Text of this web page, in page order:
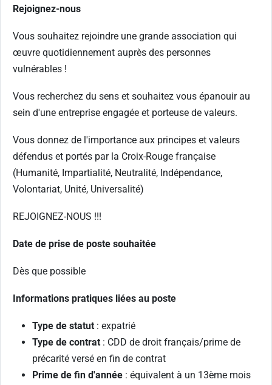
Rejoignez-nous
Vous souhaitez rejoindre une grande association qui
œuvre quotidiennement auprès des personnes
vulnérables !
Vous recherchez du sens et souhaitez vous épanouir au
sein d'une entreprise engagée et porteuse de valeurs.
Vous donnez de l'importance aux principes et valeurs
défendus et portés par la Croix-Rouge française
(Humanité, Impartialité, Neutralité, Indépendance,
Volontariat, Unité, Universalité)
REJOIGNEZ-NOUS !!!
Date de prise de poste souhaitée
Dès que possible
Informations pratiques liées au poste
Type de statut : expatrié
Type de contrat : CDD de droit français/prime de
précarité versé en fin de contrat
Prime de fin d'année : équivalent à un 13ème mois